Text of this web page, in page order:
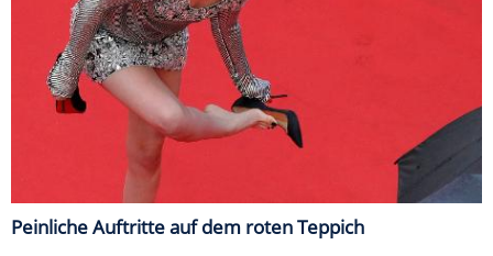
Peinliche Auftritte auf dem roten Teppich